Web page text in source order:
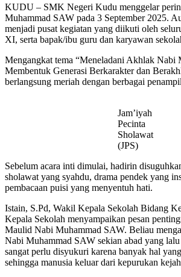
KUDU – SMK Negeri Kudu menggelar
Muhammad SAW pada 3 September 2025.
menjadi pusat kegiatan yang diikuti oleh
XI, serta bapak/ibu guru dan karyawan
Mengangkat tema “Meneladani Akhlak Nabi
Membentuk Generasi Berkarakter dan
berlangsung meriah dengan berbagai
Jam’iyah
Pecinta
Sholawat
(JPS)
Sebelum acara inti dimulai, hadirin
sholawat yang syahdu, drama pendek yang
pembacaan puisi yang menyentuh hati.
Istain, S.Pd, Wakil Kepala Sekolah Bidang
Kepala Sekolah menyampaikan pesan
Maulid Nabi Muhammad SAW. Beliau
Nabi Muhammad SAW sekian abad yang
sangat perlu disyukuri karena banyak hal
sehingga manusia keluar dari kepurukan